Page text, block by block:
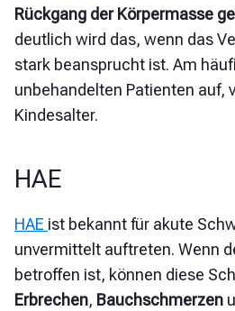
Rückgang der Körpermasse
deutlich wird das, wenn das
stark beansprucht ist. Am
unbehandelten Patienten auf,
Kindesalter.
HAE
HAE ist bekannt für akute
unvermittelt auftreten. Wenn
betroffen ist, können diese
Erbrechen, Bauchschmerzen